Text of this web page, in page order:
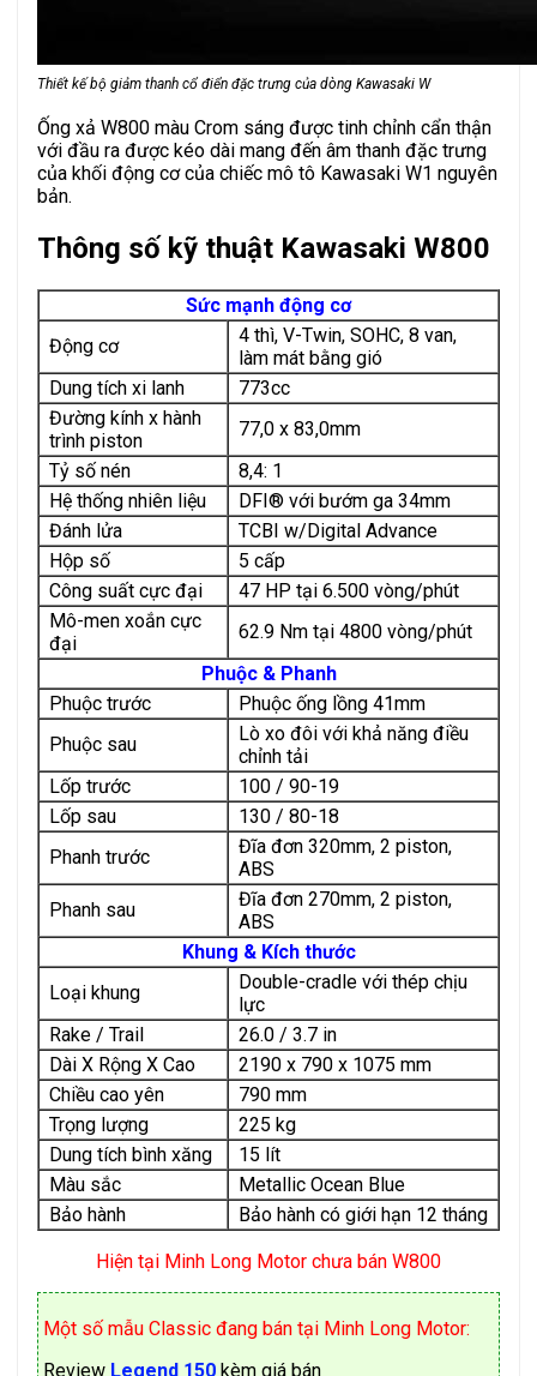
Thiết kế bộ giảm thanh cổ điển đặc trưng của dòng Kawasaki W
Ống xả W800 màu Crom sáng được tinh chỉnh cẩn thận
với đầu ra được kéo dài mang đến âm thanh đặc trưng
của khối động cơ của chiếc mô tô Kawasaki W1 nguyên
bản.
Thông số kỹ thuật Kawasaki W800
Sức mạnh động cơ
Động cơ
4 thì, V-Twin, SOHC, 8 van,
làm mát bằng gió
Dung tích xi lanh
773cc
Đường kính x hành
trình piston
77,0 x 83,0mm
Tỷ số nén
8,4: 1
Hệ thống nhiên liệu
DFI® với bướm ga 34mm
Đánh lửa
TCBI w/Digital Advance
Hộp số
5 cấp
Công suất cực đại
47 HP tại 6.500 vòng/phút
Mô-men xoắn cực
đại
62.9 Nm tại 4800 vòng/phút
Phuộc & Phanh
Phuộc trước
Phuộc ống lồng 41mm
Phuộc sau
Lò xo đôi với khả năng điều
chỉnh tải
Lốp trước
100 / 90-19
Lốp sau
130 / 80-18
Phanh trước
Đĩa đơn 320mm, 2 piston,
ABS
Phanh sau
Đĩa đơn 270mm, 2 piston,
ABS
Khung & Kích thước
Loại khung
Double-cradle với thép chịu
lực
Rake / Trail
26.0 / 3.7 in
Dài X Rộng X Cao
2190 x 790 x 1075 mm
Chiều cao yên
790 mm
Trọng lượng
225 kg
Dung tích bình xăng
15 lít
Màu sắc
Metallic Ocean Blue
Bảo hành
Bảo hành có giới hạn 12 tháng
Hiện tại Minh Long Motor chưa bán W800
Một số mẫu Classic đang bán tại Minh Long Motor:
Review Legend 150 kèm giá bán